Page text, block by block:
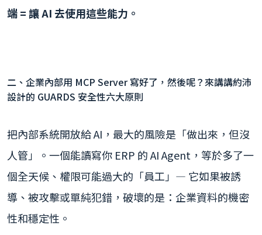
端 = 讓 AI 去使用這些能力。
二、企業內部用 MCP Server 寫好了，然後呢？來講講約沛
設計的 GUARDS 安全性六大原則
把內部系統開放給 AI，最大的風險是「做出來，但沒
人管」。一個能讀寫你 ERP 的 AI Agent，等於多了一
個全天候、權限可能過大的「員工」— 它如果被誘
導、被攻擊或單純犯錯，破壞的是：企業資料的機密
性和穩定性。